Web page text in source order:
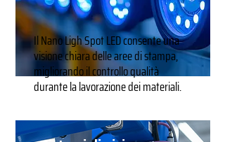
Il Nano Ligh Spot LED consente una
visione chiara delle aree di stampa,
migliorando il controllo qualità
durante la lavorazione dei materiali.